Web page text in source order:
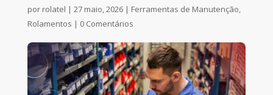
por rolatel | 27 maio, 2026| Ferramentas de Manutenção,
Rolamentos | 0 Comentários